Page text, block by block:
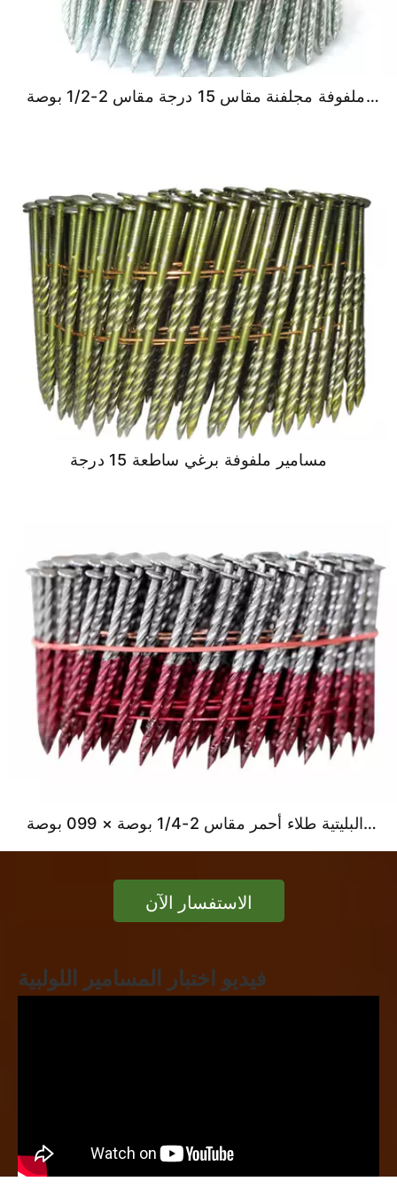
مسامير ملفوفة مجلفنة مقاس 15 درجة مقاس 2-1/2 بوصة
مسامير ملفوفة برغي ساطعة 15 درجة
مسامير لفائف الأسلاك البليتية طلاء أحمر مقاس 2-1/4 بوصة × 099 بوصة
الاستفسار الآن
فيديو اختبار المسامير اللولبية